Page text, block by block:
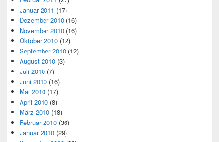
Januar 2011 (17)
Dezember 2010 (16)
November 2010 (16)
Oktober 2010 (12)
September 2010 (12)
August 2010 (3)
Juli 2010 (7)
Juni 2010 (16)
Mai 2010 (17)
April 2010 (8)
März 2010 (18)
Februar 2010 (36)
Januar 2010 (29)